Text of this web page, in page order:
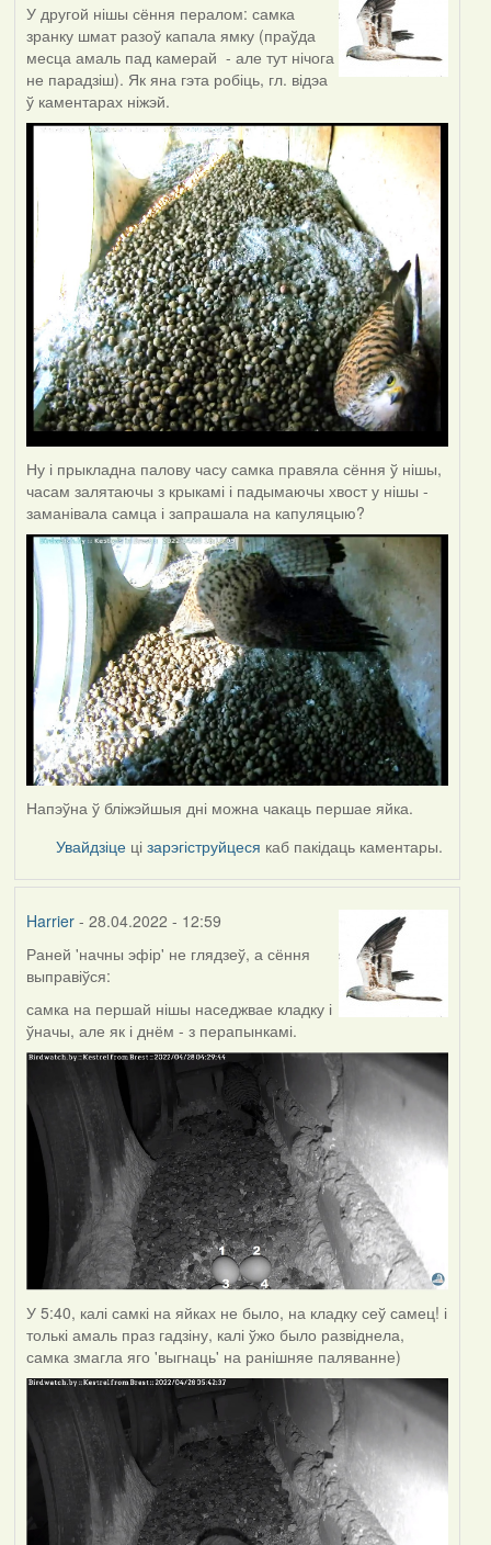
У другой нішы сёння пералом: самка
зранку шмат разоў капала ямку (праўда
месца амаль пад камерай - але тут нічога
не парадзіш). Як яна гэта робіць, гл. відэа
ў каментарах ніжэй.
Ну і прыкладна палову часу самка правяла сёння ў нішы,
часам залятаючы з крыкамі і падымаючы хвост у нішы -
заманівала самца і запрашала на капуляцыю?
Напэўна ў бліжэйшыя дні можна чакаць першае яйка.
Увайдзіце цізарэгіструйцеся каб пакідаць каментары.
Harrier- 28.04.2022 - 12:59
Раней 'начны эфір' не глядзеў, а сёння
выправіўся:
самка на першай нішы наседжвае кладку і
ўначы, але як і днём - з перапынкамі.
У 5:40, калі самкі на яйках не было, на кладку сеў самец! і
толькі амаль праз гадзіну, калі ўжо было развіднела,
самка змагла яго 'выгнаць' на ранішняе паляванне)